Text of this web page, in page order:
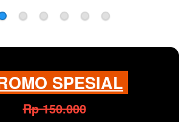
SPESIAL
Rp 150.000